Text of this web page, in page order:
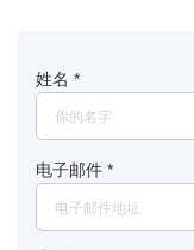
姓名 *
电子邮件 *